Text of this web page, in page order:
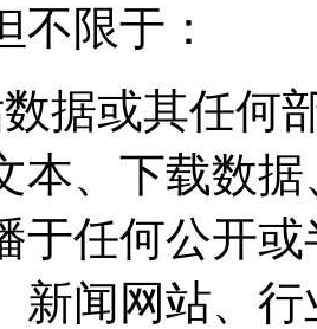
不限于：
据或其任何
本、下载数
于任何公开
新闻网站、